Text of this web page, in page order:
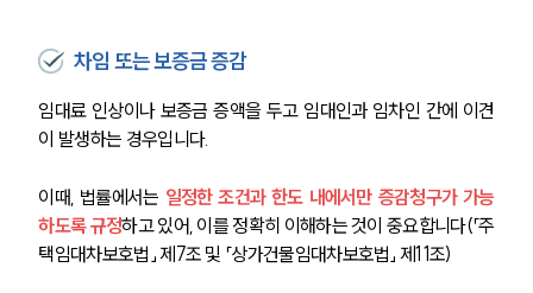
차임 또는 보증금 증감
임대료 인상이나 보증금 증액을 두고 임대인과 임차인 간에 이견
이 발생하는 경우입니다.
이때, 법률에서는 일정한 조건과 한도 내에서만 증감청구가 가능
하도록 규정하고 있어, 이를 정확히 이해하는 것이 중요합니다(「주
택임대차보호법」 제7조 및 「상가건물임대차보호법」 제11조)